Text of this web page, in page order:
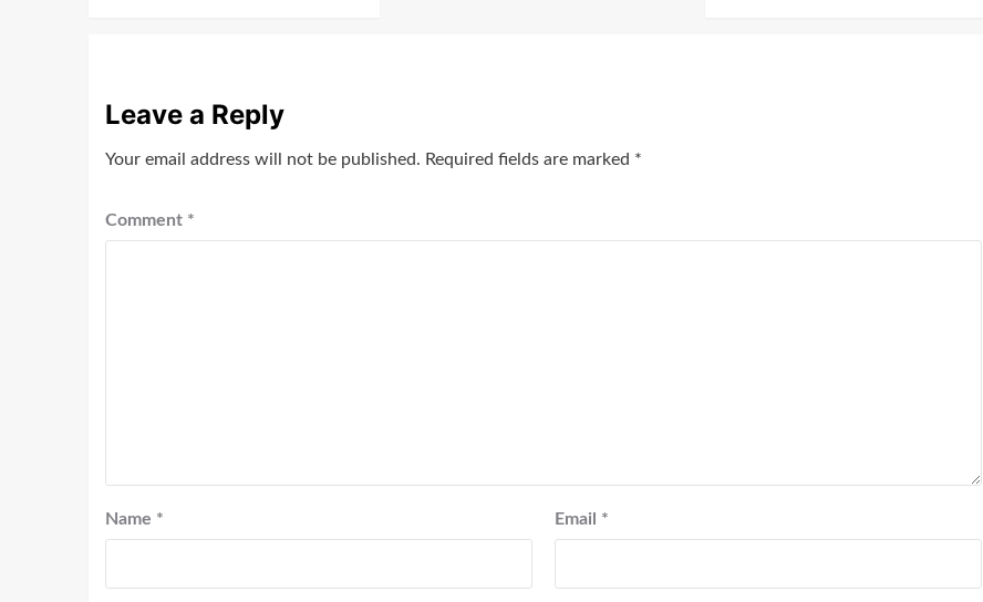
Leave a Reply
Your email address will not be published. Required fields are marked *
Comment *
Name * Email *